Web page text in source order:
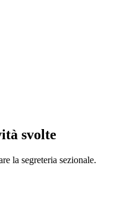
svolte
la segreteria sezionale.